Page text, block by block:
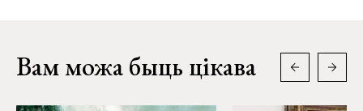
Вам можа быць цікава